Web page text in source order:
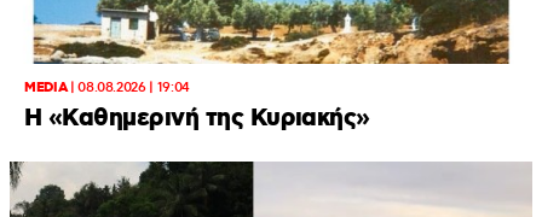
MEDIA|08.08.2026 | 19:04
H «Καθημερινή της Κυριακής»